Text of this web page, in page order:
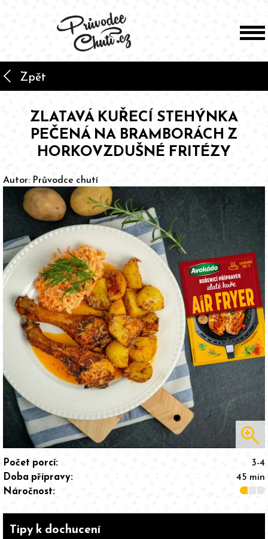
arrow_back_ios Zpět
ZLATAVÁ KUŘECÍ STEHÝNKA
PEČENÁ NA BRAMBORÁCH Z
HORKOVZDUŠNÉ FRITÉZY
Autor: Průvodce chutí
zoom_in
Počet porcí:
3-4
Doba přípravy:
45 min
Náročnost:
Tipy k dochucení